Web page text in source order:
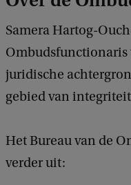
Samera Hartog-
Ombudsfunctionaris
juridische
gebied van
Het Bureau van de
verder uit: